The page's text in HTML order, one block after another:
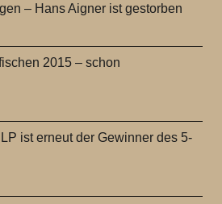
– Hans Aigner ist gestorben
2015 – schon
ist erneut der Gewinner des 5-